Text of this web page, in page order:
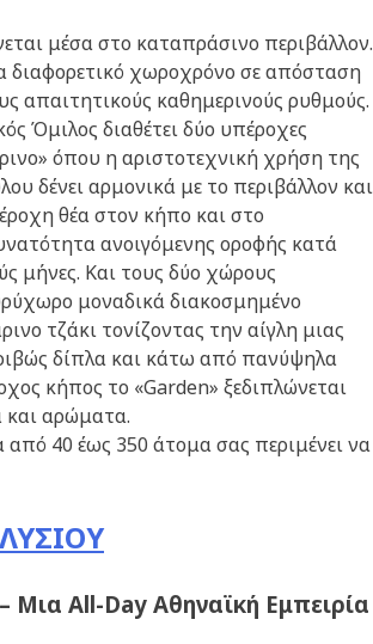
μέσα στο καταπράσινο περιβάλλον.
διαφορετικό χωροχρόνο σε απόσταση
απαιτητικούς καθημερινούς ρυθμούς.
Όμιλος διαθέτει δύο υπέροχες
όπου η αριστοτεχνική χρήση της
δένει αρμονικά με το περιβάλλον και
θέα στον κήπο και στο
ανοιγόμενης οροφής κατά
μήνες. Και τους δύο χώρους
μοναδικά διακοσμημένο
τζάκι τονίζοντας την αίγλη μιας
δίπλα και κάτω από πανύψηλα
κήπος το «Garden» ξεδιπλώνεται
αρώματα.
40 έως 350 άτομα σας περιμένει να
Μια All-Day Αθηναϊκή Εμπειρία